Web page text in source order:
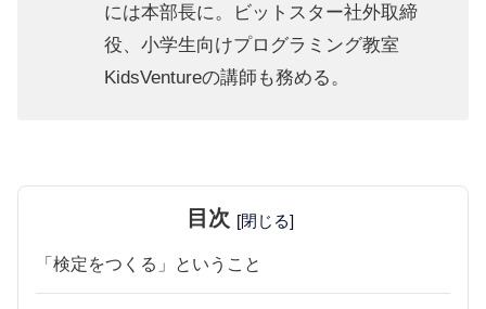
には本部長に。ビットスター社外取締
役、 小学生向けプログラミング教室
KidsVentureの講師も務める。​
目次 [閉じる]
「検定をつくる」ということ